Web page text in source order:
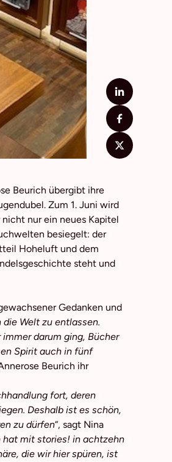
Beurich übergibt ihre
Zum 1. Juni wird
nur ein neues Kapitel
besiegelt: der
Hoheluft und dem
steht und
Gedanken und
die Welt zu entlassen.
darum ging, Bücher
Spirit auch in fünf
Beurich ihr
fort, deren
Deshalb ist es schön,
zu dürfen“, sagt Nina
hat mit stories! in achtzehn
die wir hier spüren, ist